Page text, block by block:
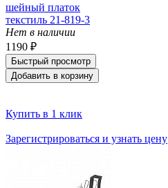
шейный платок
текстиль 21-819-3
Нет в наличии
1190 ₽
Быстрый просмотр
Добавить в корзину
Купить в 1 клик
Зарегистрироваться и узнать цену